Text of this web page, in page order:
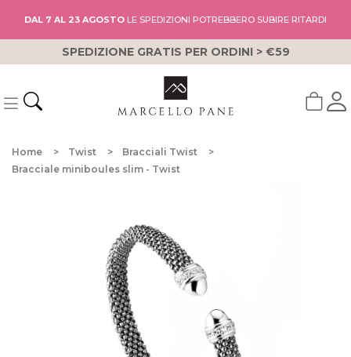
DAL 7 AL 23 AGOSTO LE SPEDIZIONI POTREBBERO SUBIRE RITARDI
SPEDIZIONE GRATIS PER ORDINI > €59
Home Twist
Bracciali Twist
Bracciale miniboules slim - Twist